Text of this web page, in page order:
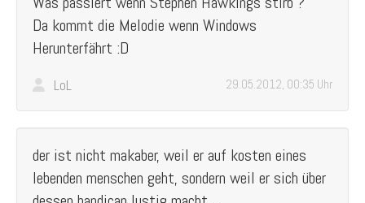
Da kommt die Melodie wenn Windows
Herunterfährt :D
LoL 29.05.2012, 00:35 Uhr
der ist nicht makaber, weil er auf kosten eines
lebenden menschen geht, sondern weil er sich über